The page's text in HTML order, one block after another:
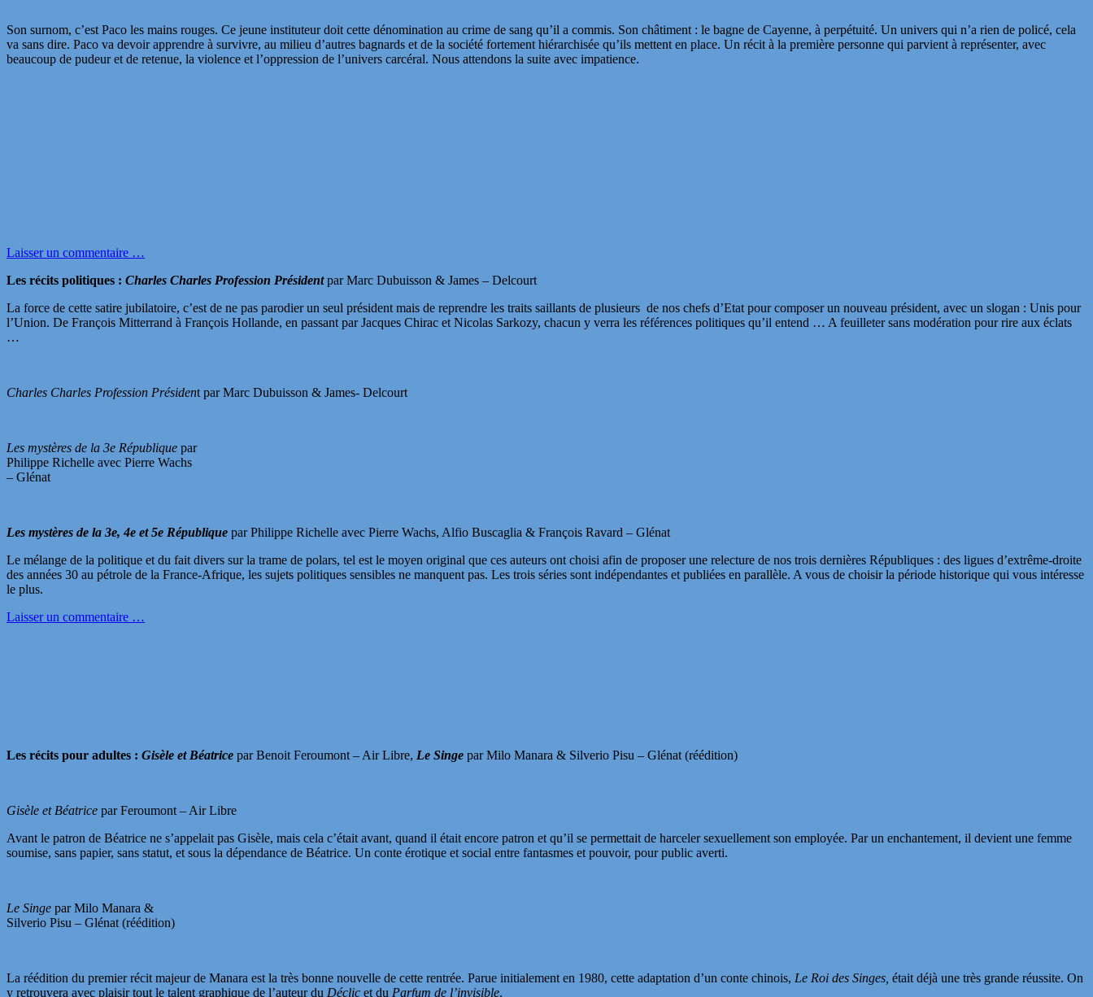
Son surnom, c’est Paco les mains rouges. Ce jeune instituteur doit cette dénomination au crime de sang qu’il a commis. Son châtiment : le bagne de Cayenne, à perpétuité. Un univers qui n’a rien de policé, cela
va sans dire. Paco va devoir apprendre à survivre, au milieu d’autres bagnards et de la société fortement hiérarchisée qu’ils mettent en place. Un récit à la première personne qui parvient à représenter, avec
beaucoup de pudeur et de retenue, la violence et l’oppression de l’univers carcéral. Nous attendons la suite avec impatience.
Laisser un commentaire …
Les récits politiques : Charles Charles Profession Présidentpar Marc Dubuisson & James – Delcourt
La force de cette satire jubilatoire, c’est de ne pas parodier un seul président mais de reprendre les traits saillants de plusieurs de nos chefs d’Etat pour composer un nouveau président, avec un slogan : Unis pour
l’Union. De François Mitterrand à François Hollande, en passant par Jacques Chirac et Nicolas Sarkozy, chacun y verra les références politiques qu’il entend … A feuilleter sans modération pour rire aux éclats
…
Charles Charles Profession Président par Marc Dubuisson & James- Delcourt
Les mystères de la 3e République par
Philippe Richelle avec Pierre Wachs
– Glénat
Les mystères de la 3e, 4e et 5e République par Philippe Richelle avec Pierre Wachs, Alfio Buscaglia & François Ravard – Glénat
Le mélange de la politique et du fait divers sur la trame de polars, tel est le moyen original que ces auteurs ont choisi afin de proposer une relecture de nos trois dernières Républiques : des ligues d’extrême-droite
des années 30 au pétrole de la France-Afrique, les sujets politiques sensibles ne manquent pas. Les trois séries sont indépendantes et publiées en parallèle. A vous de choisir la période historique qui vous intéresse
le plus.
Laisser un commentaire …
Les récits pour adultes : Gisèle et Béatrice par Benoit Feroumont – Air Libre, Le Singe par Milo Manara & Silverio Pisu – Glénat (réédition)
Gisèle et Béatrice par Feroumont – Air Libre
Avant le patron de Béatrice ne s’appelait pas Gisèle, mais cela c’était avant, quand il était encore patron et qu’il se permettait de harceler sexuellement son employée. Par un enchantement, il devient une femme
soumise, sans papier, sans statut, et sous la dépendance de Béatrice. Un conte érotique et social entre fantasmes et pouvoir, pour public averti.
Le Singe par Milo Manara &
Silverio Pisu – Glénat (réédition)
La réédition du premier récit majeur de Manara est la très bonne nouvelle de cette rentrée. Parue initialement en 1980, cette adaptation d’un conte chinois, Le Roi des Singes, était déjà une très grande réussite. On
y retrouvera avec plaisir tout le talent graphique de l’auteur du Déclic et du Parfum de l’invisible.